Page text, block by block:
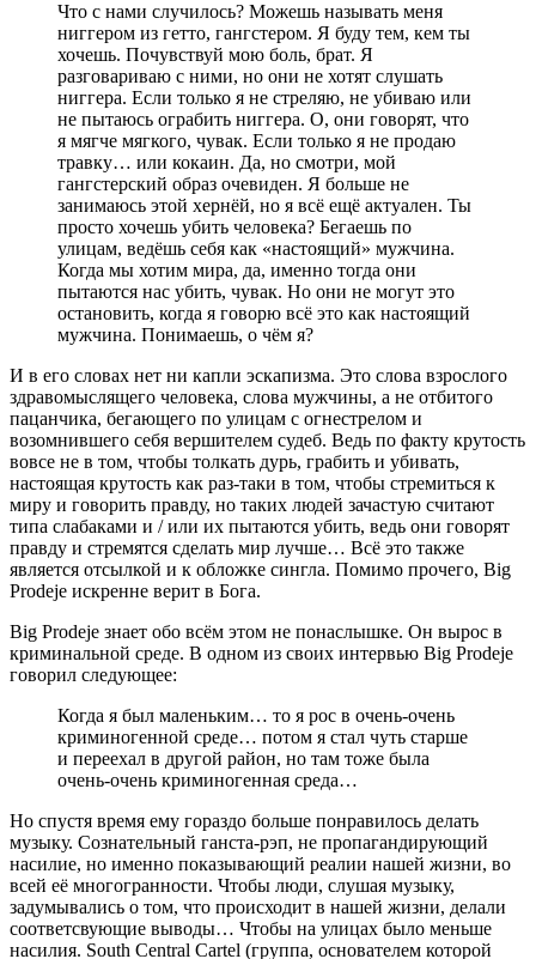
Что с нами случилось? Можешь называть меня
ниггером из гетто, гангстером. Я буду тем, кем ты
хочешь. Почувствуй мою боль, брат. Я
разговариваю с ними, но они не хотят слушать
ниггера. Если только я не стреляю, не убиваю или
не пытаюсь ограбить ниггера. О, они говорят, что
я мягче мягкого, чувак. Если только я не продаю
травку… или кокаин. Да, но смотри, мой
гангстерский образ очевиден. Я больше не
занимаюсь этой хернёй, но я всё ещё актуален. Ты
просто хочешь убить человека? Бегаешь по
улицам, ведёшь себя как «настоящий» мужчина.
Когда мы хотим мира, да, именно тогда они
пытаются нас убить, чувак. Но они не могут это
остановить, когда я говорю всё это как настоящий
мужчина. Понимаешь, о чём я?
И в его словах нет ни капли эскапизма. Это слова взрослого
здравомыслящего человека, слова мужчины, а не отбитого
пацанчика, бегающего по улицам с огнестрелом и
возомнившего себя вершителем судеб. Ведь по факту крутость
вовсе не в том, чтобы толкать дурь, грабить и убивать,
настоящая крутость как раз-таки в том, чтобы стремиться к
миру и говорить правду, но таких людей зачастую считают
типа слабаками и / или их пытаются убить, ведь они говорят
правду и стремятся сделать мир лучше… Всё это также
является отсылкой и к обложке сингла. Помимо прочего, Big
Prodeje искренне верит в Бога.
Big Prodeje знает обо всём этом не понаслышке. Он вырос в
криминальной среде. В одном из своих интервью Big Prodeje
говорил следующее:
Когда я был маленьким… то я рос в очень-очень
криминогенной среде… потом я стал чуть старше
и переехал в другой район, но там тоже была
очень-очень криминогенная среда…
Но спустя время ему гораздо больше понравилось делать
музыку. Сознательный ганста-рэп, не пропагандирующий
насилие, но именно показывающий реалии нашей жизни, во
всей её многогранности. Чтобы люди, слушая музыку,
задумывались о том, что происходит в нашей жизни, делали
соответсвующие выводы… Чтобы на улицах было меньше
насилия. South Central Cartel (группа, основателем которой